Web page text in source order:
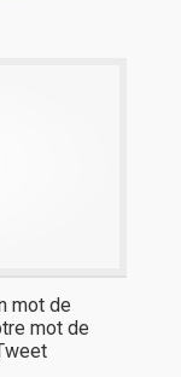
mot de
mot de